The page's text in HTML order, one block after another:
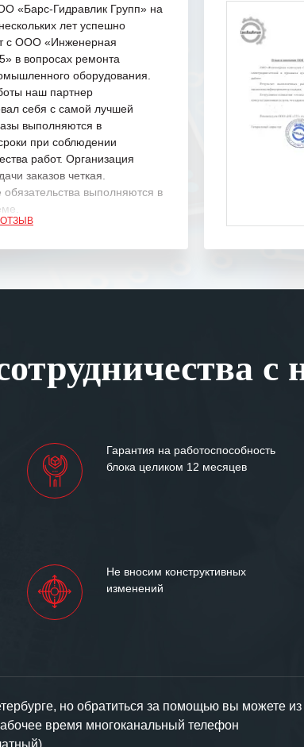
«Барс-Гидравлик Групп» на
лет успешно
с ООО «Инженерная
в вопросах ремонта
оборудования.
наш партнер
себя с самой лучшей
выполняются в
при соблюдении
работ. Организация
заказов четкая.
обязательства выполняются в
сложившиеся между
лет успеха и процветания.
с
Гарантия на работоспособность
блока целиком 12 месяцев
Не вносим конструктивных
изменений
но обратиться за помощью вы можете из
время многоканальный телефон